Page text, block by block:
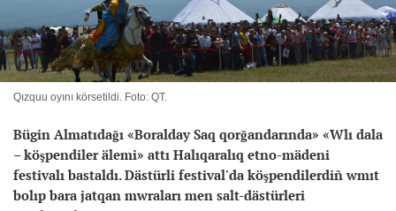
Qızquu oyını körsetildi. Foto: QT.
Bügin Almatıdağı «Boralday Saq qorğandarında» «Wlı dala
– köşpendiler älemi» attı Halıqaralıq etno-mädeni
festivalı bastaldı. Dästürli festival'da köşpendilerdiñ wmıt
bolıp bara jatqan mwraları men salt-dästürleri